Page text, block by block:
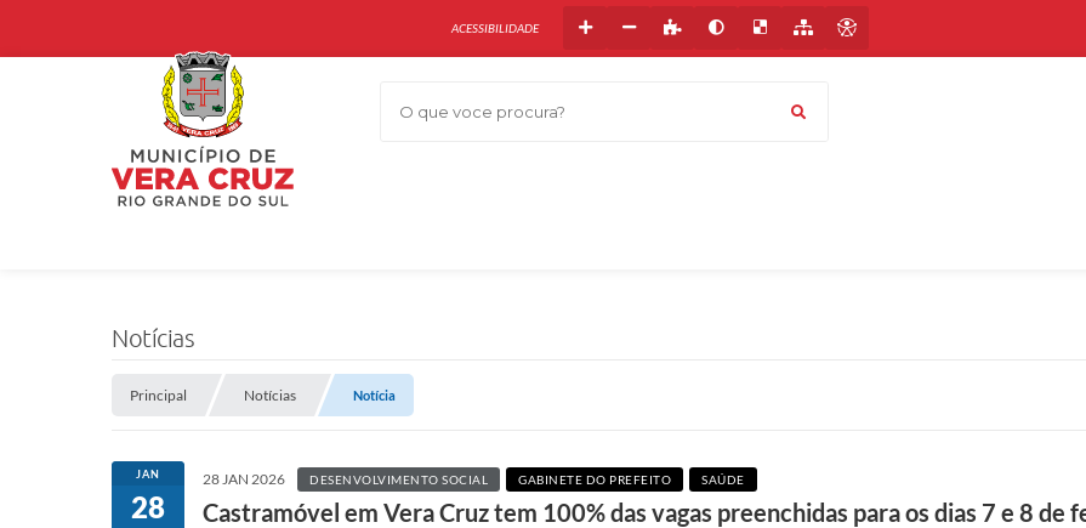
O que voce procura?
ACESSIBILIDADE
Notícias
Principal Notícias Notícia
JAN
28
28 JAN 2026 DESENVOLVIMENTO SOCIAL GABINETE DO PREFEITO SAÚDE
Castramóvel em Vera Cruz tem 100% das vagas preenchidas para os dias 7 e 8 de